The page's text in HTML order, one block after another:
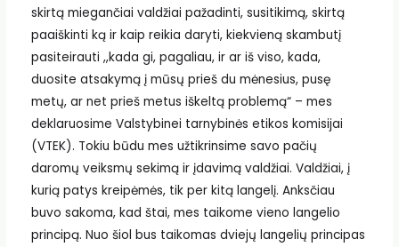
skirtą miegančiai valdžiai pažadinti, susitikimą, skirtą
paaiškinti ką ir kaip reikia daryti, kiekvieną skambutį
pasiteirauti ,,kada gi, pagaliau, ir ar iš viso, kada,
duosite atsakymą į mūsų prieš du mėnesius, pusę
metų, ar net prieš metus iškeltą problemą“ – mes
deklaruosime Valstybinei tarnybinės etikos komisijai
(VTEK). Tokiu būdu mes užtikrinsime savo pačių
daromų veiksmų sekimą ir įdavimą valdžiai. Valdžiai, į
kurią patys kreipėmės, tik per kitą langelį. Anksčiau
buvo sakoma, kad štai, mes taikome vieno langelio
principą. Nuo šiol bus taikomas dviejų langelių principas